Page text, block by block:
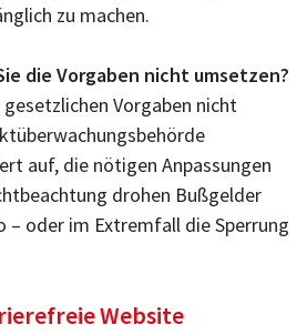
zu machen.
die Vorgaben nicht umsetzen?
gesetzlichen Vorgaben nicht
auf, die nötigen Anpassungen
drohen Bußgelder
– oder im Extremfall die Sperrung
Website